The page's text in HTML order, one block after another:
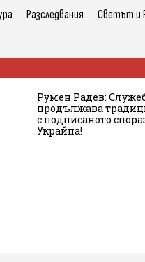
Разследвания Светът и
Румен Радев:
продължава
с подписаното
Украйна!